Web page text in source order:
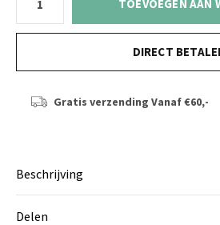
TOEVOEGEN AAN
DIRECT
Gratis verzending Vanaf €60,-
Beschrijving
Delen